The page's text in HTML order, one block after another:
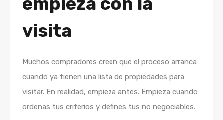
visita
Muchos compradores creen que el proceso arranca
cuando ya tienen una lista de propiedades para
visitar. En realidad, empieza antes. Empieza cuando
ordenas tus criterios y defines tus no negociables.